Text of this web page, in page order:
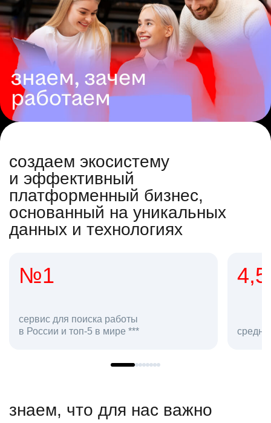
создаем экосистему
и эффективный
платформенный бизнес,
основанный на уникальных
данных и технологиях
4,5
средняя оценка hh.ru как работодателя **
в
знаем, что для нас важно